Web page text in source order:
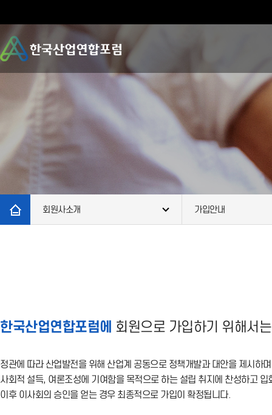
회원사소개 가입안내
한국산업연합포럼에 회원으로 가입하기 위해서는
정관에 따라 산업발전을 위해 산업계 공동으로 정책개발과 대안을 제시하
사회적 설득, 여론조성에 기여함을 목적으로 하는 설립 취지에 찬성하고
이후 이사회의 승인을 얻는 경우 최종적으로 가입이 확정됩니다.